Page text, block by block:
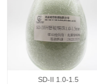
SD-II 1.0-1.5